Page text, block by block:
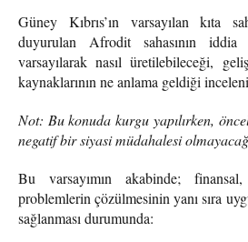
Güney Kıbrıs’ın varsayılan kıta
duyurulan Afrodit sahasının
varsayılarak nasıl üretilebileceği,
kaynaklarının ne anlama geldiği
Not: Bu konuda kurgu yapılırken,
negatif bir siyasi müdahalesi
Bu varsayımın akabinde;
problemlerin çözülmesinin yanı sıra
sağlanması durumunda: